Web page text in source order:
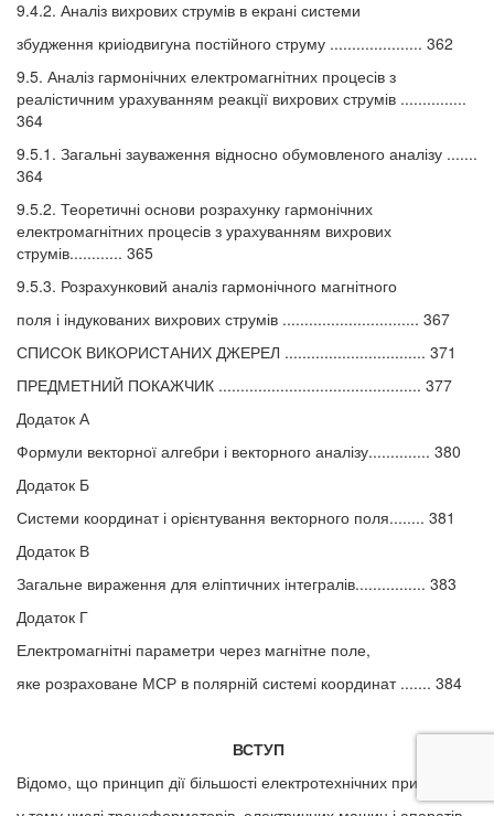
9.4.2. Аналіз вихрових струмів в екрані системи
збудження криіодвигуна постійного струму ..................... 362
9.5. Аналіз гармонічних електромагнітних процесів з
реалістичним урахуванням реакції вихрових струмів ...............
364
9.5.1. Загальні зауваження відносно обумовленого аналізу .......
364
9.5.2. Теоретичні основи розрахунку гармонічних
електромагнітних процесів з урахуванням вихрових
струмів............ 365
9.5.3. Розрахунковий аналіз гармонічного магнітного
поля і індукованих вихрових струмів ............................... 367
СПИСОК ВИКОРИСТАНИХ ДЖЕРЕЛ ................................ 371
ПРЕДМЕТНИЙ ПОКАЖЧИК .............................................. 377
Додаток А
Формули векторної алгебри і векторного аналізу.............. 380
Додаток Б
Системи координат і орієнтування векторного поля........ 381
Додаток В
Загальне вираження для еліптичних інтегралів................ 383
Додаток Г
Електромагнітні параметри через магнітне поле,
яке розраховане МСР в полярній системі координат ....... 384
ВСТУП
Відомо, що принцип дії більшості електротехнічних пристроїв,